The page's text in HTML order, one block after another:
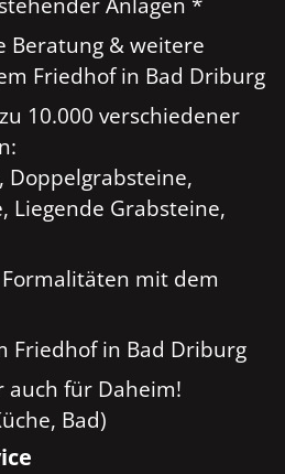
Beratung & weitere
Friedhof in Bad Driburg
10.000 verschiedener
Doppelgrabsteine,
Liegende Grabsteine,
mit dem
Friedhof in Bad Driburg
für Daheim!
Bad)